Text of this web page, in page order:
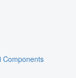
Components